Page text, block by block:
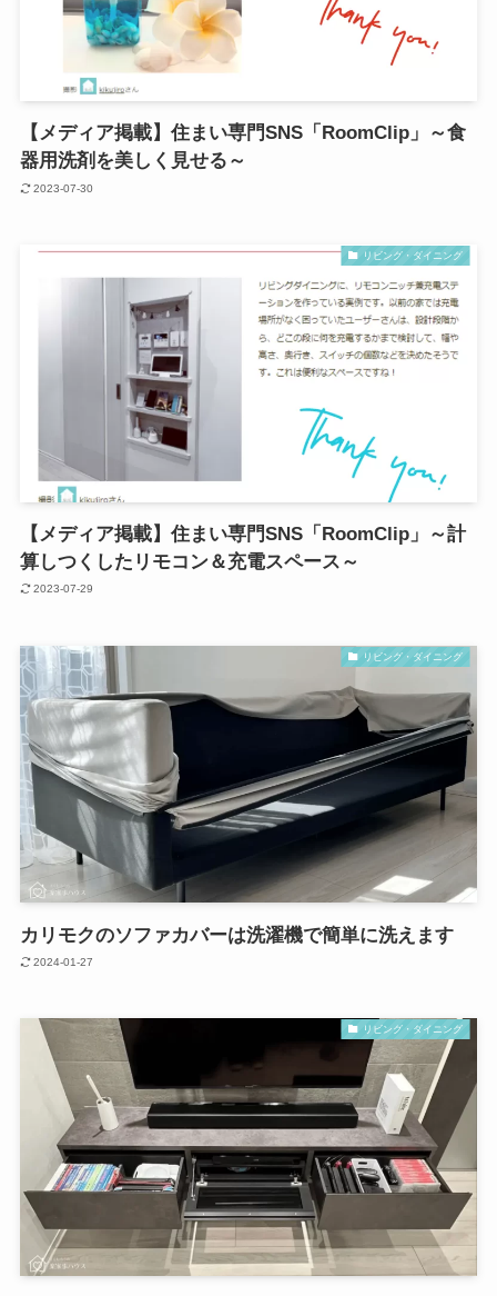
【メディア掲載】住まい専門SNS「RoomClip」～食
器用洗剤を美しく見せる～
2023-07-30
リビング・ダイニング
【メディア掲載】住まい専門SNS「RoomClip」～計
算しつくしたリモコン＆充電スペース～
2023-07-29
リビング・ダイニング
カリモクのソファカバーは洗濯機で簡単に洗えます
2024-01-27
リビング・ダイニング